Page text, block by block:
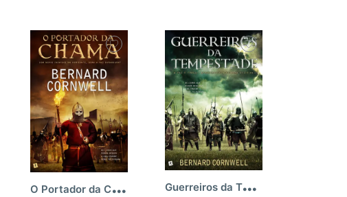
O
Portador da Chama G
uerreiros da Tempestade